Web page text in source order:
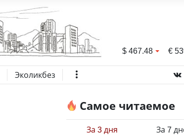
$467.48 €
Эколикбез
Самое читаемое
За 3 дня За 7